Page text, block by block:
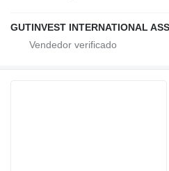
GUTINVEST INTERNATIONAL